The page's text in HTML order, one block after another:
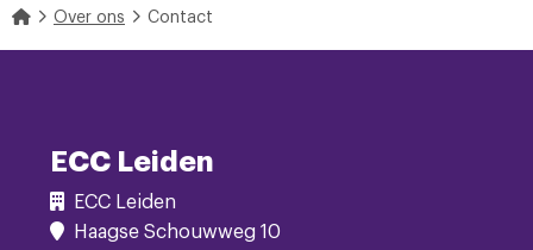
HomeOver ons Contact
ECC Leiden
ECC Leiden
Haagse Schouwweg 10